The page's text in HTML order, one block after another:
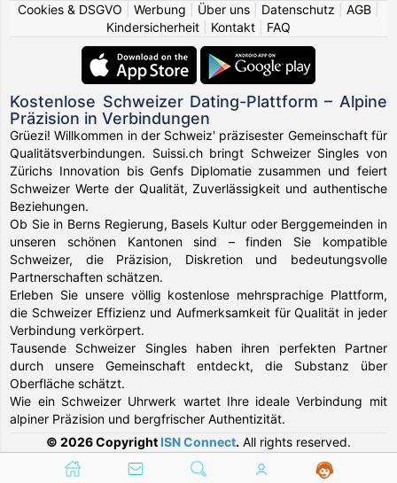
Cookies & DSGVO
Werbung Über uns Datenschutz AGB
Kindersicherheit
Kontakt FAQ
Kostenlose Schweizer Dating-Plattform – Alpine
Präzision in Verbindungen
Grüezi! Willkommen in der Schweiz' präzisester Gemeinschaft für
Qualitätsverbindungen. Suissi.ch bringt Schweizer Singles von
Zürichs Innovation bis Genfs Diplomatie zusammen und feiert
Schweizer Werte der Qualität, Zuverlässigkeit und authentische
Beziehungen.
Ob Sie in Berns Regierung, Basels Kultur oder Berggemeinden in
unseren schönen Kantonen sind – finden Sie kompatible
Schweizer, die Präzision, Diskretion und bedeutungsvolle
Partnerschaften schätzen.
Erleben Sie unsere völlig kostenlose mehrsprachige Plattform,
die Schweizer Effizienz und Aufmerksamkeit für Qualität in jeder
Verbindung verkörpert.
Tausende Schweizer Singles haben ihren perfekten Partner
durch unsere Gemeinschaft entdeckt, die Substanz über
Oberfläche schätzt.
Wie ein Schweizer Uhrwerk wartet Ihre ideale Verbindung mit
alpiner Präzision und bergfrischer Authentizität.
© 2026 Copyright ISN Connect. All rights reserved.